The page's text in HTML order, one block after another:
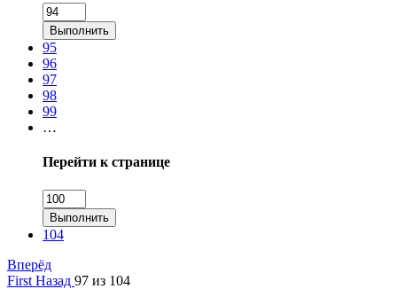
Выполнить
95
96
97
98
99
…
Перейти к странице
Выполнить
104
Вперёд
First Назад 97 из 104